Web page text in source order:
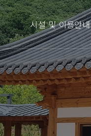
시설 및 이용안내